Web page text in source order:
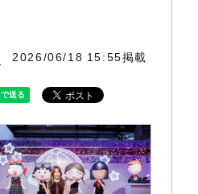
2026/06/18 15:55掲載